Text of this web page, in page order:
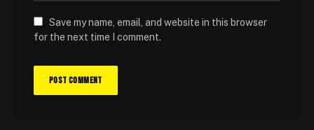
Save my name, email, and website in this browser
for the next time I comment.